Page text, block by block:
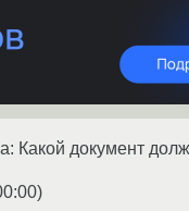
Какой документ
)